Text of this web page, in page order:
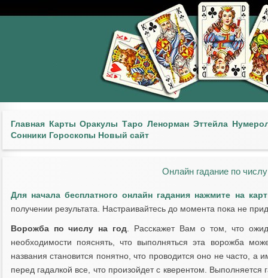
Главная Карты Оракулы Таро Ленорман Эттейла
Сонники Гороскопы Новый сайт
Онлайн гадание по
Для начала бесплатного онлайн гадания нажмите на
получении результата. Настраивайтесь до момента пока не
Ворожба по числу на год . Расскажет Вам о том, что
необходимости пояснять, что выполняться эта ворожба
названия становится понятно, что проводится оно не часто, а
перед гадалкой все, что произойдет с кверентом. Выполняется